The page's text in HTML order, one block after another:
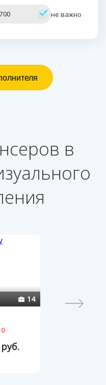
не важно
в
14
0